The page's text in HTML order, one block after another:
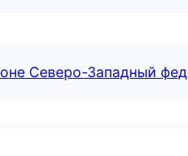
Северо-Западный